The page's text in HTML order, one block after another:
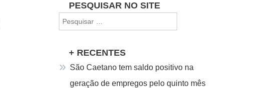
PESQUISAR NO SITE
por:
+ RECENTES
São Caetano tem saldo positivo na
geração de empregos pelo quinto mês